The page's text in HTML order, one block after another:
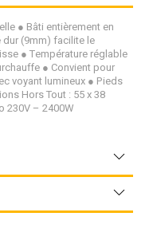
● Bâti entièrement en
(9mm) facilite le
● Température réglable
● Convient pour
voyant lumineux ● Pieds
Hors Tout : 55 x 38
230V – 2400W